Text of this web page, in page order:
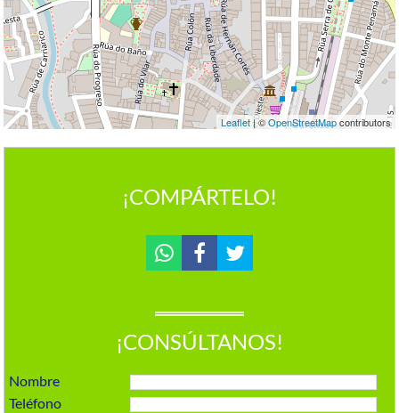
Leaflet| ©OpenStreetMapcontributors
¡COMPÁRTELO!
¡CONSÚLTANOS!
Nombre
Teléfono